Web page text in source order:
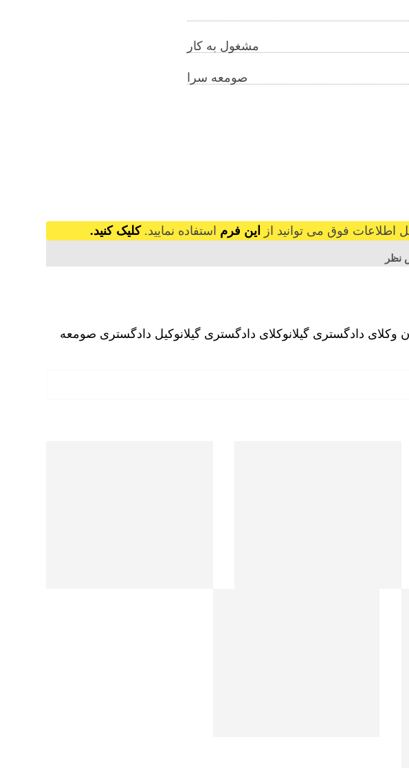
مشغول به کار
صومعه سرا
اطلاعات فوق می توانید از این فرم استفاده نمایید. کلیک کنید.
نظر
وکلای دادگستری گیلانوکلای دادگستری گیلانوکیل دادگستری صومعه